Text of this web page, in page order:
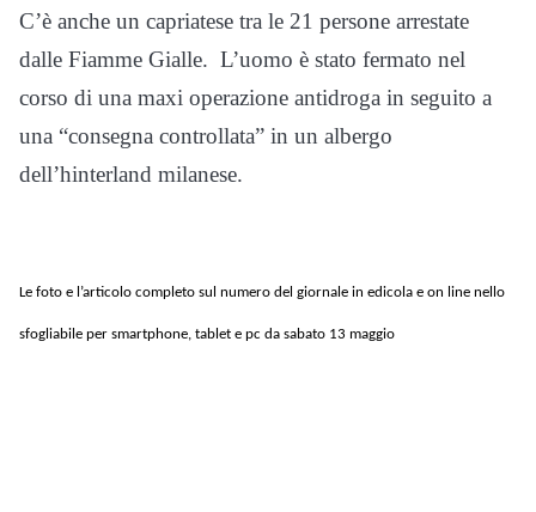
C’è anche un capriatese tra le 21 persone arrestate
dalle Fiamme Gialle. L’uomo è stato fermato nel
corso di una maxi operazione antidroga in seguito a
una “consegna controllata” in un albergo
dell’hinterland milanese.
Le foto e l’articolo completo sul numero del giornale in edicola e on line nello
sfogliabile per smartphone, tablet e pc da sabato 13 maggio